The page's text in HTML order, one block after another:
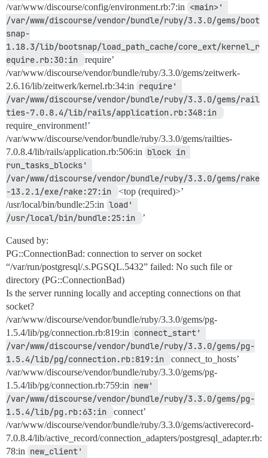
/var/www/discourse/config/environment.rb:7:in <main>'
/var/www/discourse/vendor/bundle/ruby/3.3.0/gems/boot
snap-
1.18.3/lib/bootsnap/load_path_cache/core_ext/kernel_r
equire.rb:30:in
require’
/var/www/discourse/vendor/bundle/ruby/3.3.0/gems/zeitwerk-
2.6.16/lib/zeitwerk/kernel.rb:34:in require'
/var/www/discourse/vendor/bundle/ruby/3.3.0/gems/rail
require_environment!’
/var/www/discourse/vendor/bundle/ruby/3.3.0/gems/railties-
7.0.8.4/lib/rails/application.rb:506:in block in
run_tasks_blocks'
/var/www/discourse/vendor/bundle/ruby/3.3.0/gems/rake
-13.2.1/exe/rake:27:in
<top (required)>’
/usr/local/bin/bundle:25:in load'
/usr/local/bin/bundle:25:in
’
Caused by:
PG::ConnectionBad: connection to server on socket
“/var/run/postgresql/.s.PGSQL.5432” failed: No such file or
directory (PG::ConnectionBad)
Is the server running locally and accepting connections on that
socket?
/var/www/discourse/vendor/bundle/ruby/3.3.0/gems/pg-
1.5.4/lib/pg/connection.rb:819:in connect_start'
/var/www/discourse/vendor/bundle/ruby/3.3.0/gems/pg-
1.5.4/lib/pg/connection.rb:819:in
connect_to_hosts’
/var/www/discourse/vendor/bundle/ruby/3.3.0/gems/pg-
1.5.4/lib/pg/connection.rb:759:in new'
/var/www/discourse/vendor/bundle/ruby/3.3.0/gems/pg-
1.5.4/lib/pg.rb:63:in
connect’
/var/www/discourse/vendor/bundle/ruby/3.3.0/gems/activerecord-
7.0.8.4/lib/active_record/connection_adapters/postgresql_adapter.rb:
78:in new_client'